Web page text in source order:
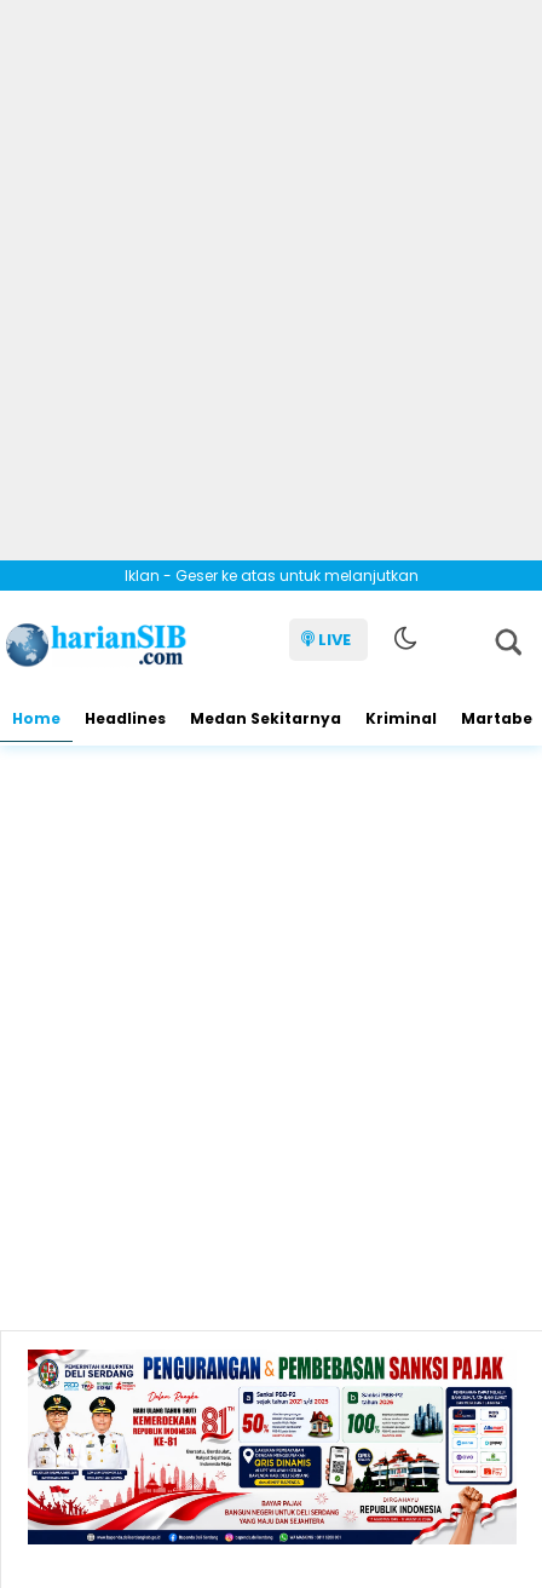
Iklan - Geser ke atas untuk melanjutkan
LIVE
Home Headlines Medan Sekitarnya Kriminal Martabe